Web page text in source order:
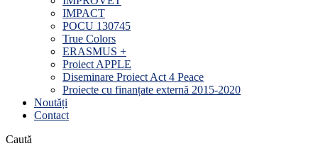
IMPACT
POCU 130745
True Colors
ERASMUS +
Proiect APPLE
Diseminare Proiect Act 4 Peace
Proiecte cu finanțate externă 2015-2020
Noutăți
Contact
Caută